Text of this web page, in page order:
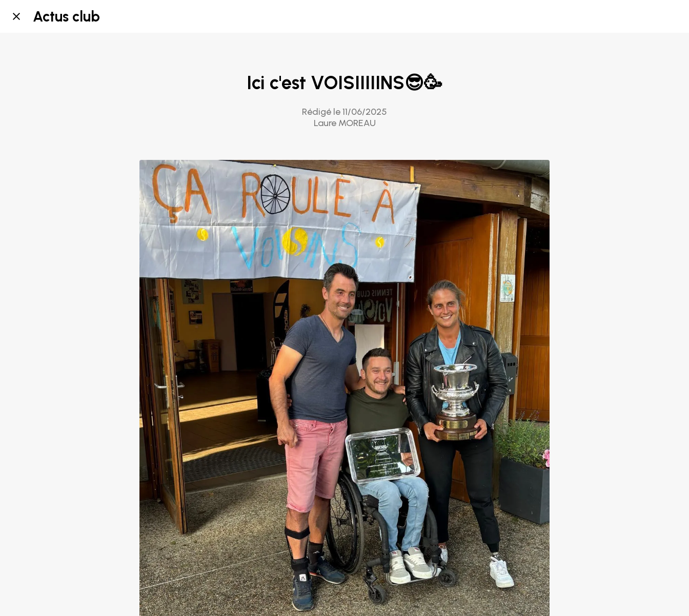
Actus club
Ici c'est VOISIIIIINS😎🥳
Rédigé le 11/06/2025
Laure MOREAU